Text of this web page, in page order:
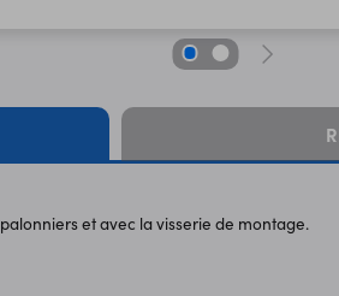
et avec la visserie de montage.